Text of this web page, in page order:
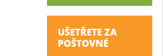
UŠETŘETE ZA
POŠTOVNÉ